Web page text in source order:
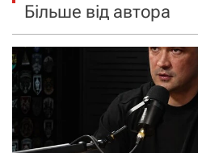
Більше від автора